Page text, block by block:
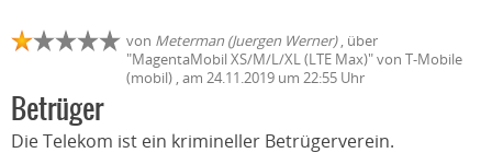
von Meterman (Juergen Werner), über
"MagentaMobil XS/M/L/XL (LTE Max)" von T-Mobile
(mobil) , am 24.11.2019 um 22:55 Uhr
Betrüger
Die Telekom ist ein krimineller Betrügerverein.